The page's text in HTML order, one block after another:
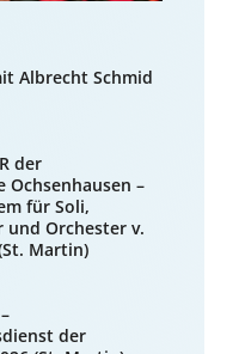
Albrecht Schmid
der
Ochsenhausen –
für Soli,
und Orchester v.
Martin)
der